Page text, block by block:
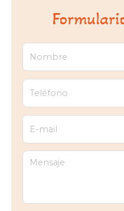
Nombre
Teléfono
E-mail
Mensaje